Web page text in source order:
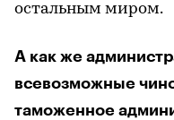
остальным миром.
А как же
всевозможные
таможенное